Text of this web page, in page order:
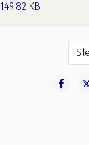
149.82 KB